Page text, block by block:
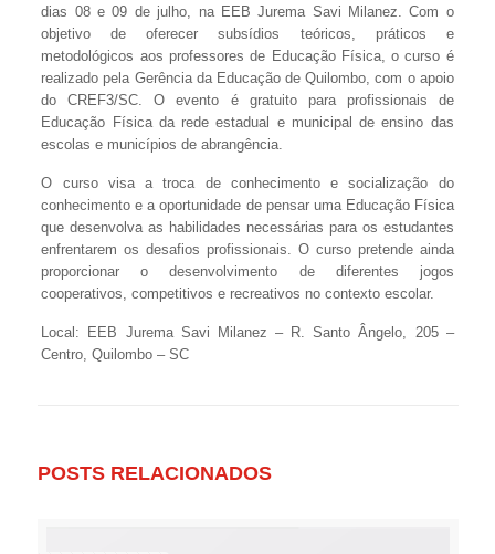
dias 08 e 09 de julho, na EEB Jurema Savi Milanez. Com o
objetivo de oferecer subsídios teóricos, práticos e
metodológicos aos professores de Educação Física, o curso é
realizado pela Gerência da Educação de Quilombo, com o apoio
do CREF3/SC. O evento é gratuito para profissionais de
Educação Física da rede estadual e municipal de ensino das
escolas e municípios de abrangência.
O curso visa a troca de conhecimento e socialização do
conhecimento e a oportunidade de pensar uma Educação Física
que desenvolva as habilidades necessárias para os estudantes
enfrentarem os desafios profissionais. O curso pretende ainda
proporcionar o desenvolvimento de diferentes jogos
cooperativos, competitivos e recreativos no contexto escolar.
Local: EEB Jurema Savi Milanez – R. Santo Ângelo, 205 –
Centro, Quilombo – SC
POSTS RELACIONADOS